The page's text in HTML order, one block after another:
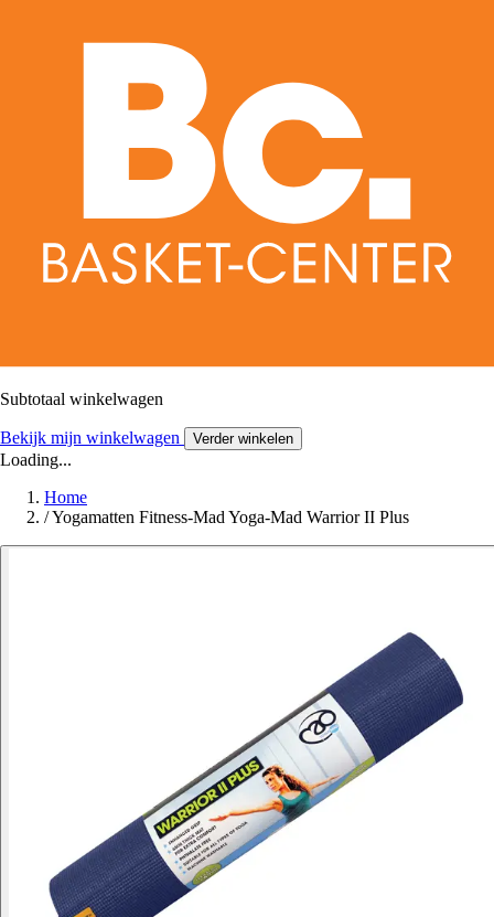
Subtotaal winkelwagen
Bekijk mijn winkelwagen Verder winkelen
Loading...
Home
/Yogamatten Fitness-Mad Yoga-Mad Warrior II Plus